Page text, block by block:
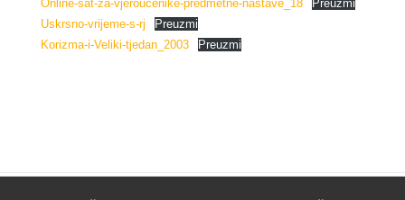
Online-sat-za-vjeroučenike-predmetne-nastave_18
Preuzmi
Uskrsno-vrijeme-s-rj
Preuzmi
Korizma-i-Veliki-tjedan_2003
Preuzmi